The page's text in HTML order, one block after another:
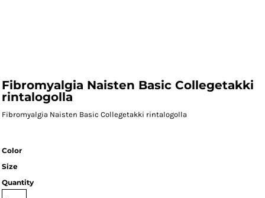
Fibromyalgia Naisten Basic Collegetakki
rintalogolla
Fibromyalgia Naisten Basic Collegetakki rintalogolla
Color
Size
Quantity